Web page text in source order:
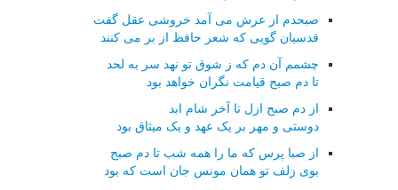
صبحدم از عرش می آمد خروشی عقل گفت
قدسیان گویی که شعر حافظ از بر می کنند
چشمم آن دم که ز شوق تو نهد سر به لحد
تا دم صبح قیامت نگران خواهد بود
از دم صبح ازل تا آخر شام ابد
دوستی و مهر بر یک عهد و یک میثاق بود
از صبا پرس که ما را همه شب تا دم صبح
بوی زلف تو همان مونس جان است که بود